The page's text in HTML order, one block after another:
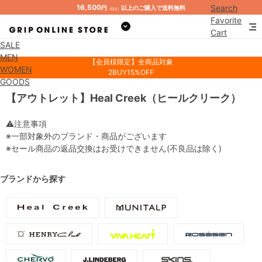
16,500円 （税込） 以上のご購入で送料無料
Search
Favorite
Cart
SALE
MEN
WOMEN
GOODS
【会員様限定】全商品対象
2BUY15%OFF
【アウトレット】Heal Creek（ヒールクリーク）
⚠注意事項
※一部対象外のブランド・商品がございます
※セール商品の返品交換はお受けできません(不良品は除く)
ブランドから探す